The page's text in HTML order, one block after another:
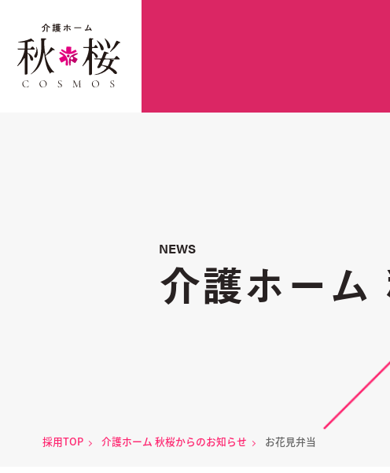
NEWS
介護ホー
採用TOP 介護ホーム 秋桜からのお知らせ お花見弁当